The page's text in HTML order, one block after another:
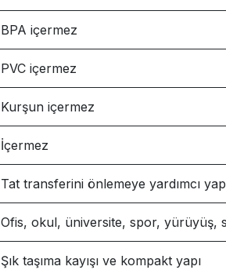
BPA içermez
PVC içermez
Kurşun içermez
İçermez
Tat transferini önlemeye yardımcı
Ofis, okul, üniversite, spor, yürüyüş,
Şık taşıma kayışı ve kompakt yapı